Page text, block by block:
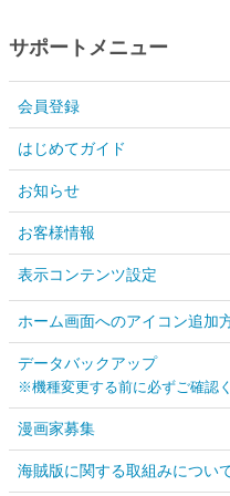
サポートメニュー
会員登録
はじめてガイド
お知らせ
お客様情報
表示コンテンツ設定
ホーム画面へのアイコン追加
データバックアップ
※機種変更する前に必ずご確認く
漫画家募集
海賊版に関する取組みについ